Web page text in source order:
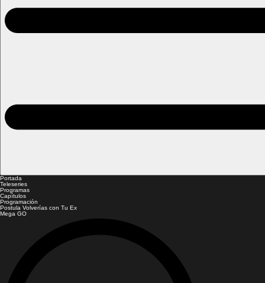
Portada
Teleseries
Programas
Capítulos
Programación
Postula Volverías con Tu Ex
Mega GO